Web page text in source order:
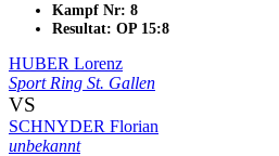
Kampf Nr: 8
Resultat: OP 15:8
HUBER Lorenz
Sport Ring St. Gallen
VS
SCHNYDER Florian
unbekannt